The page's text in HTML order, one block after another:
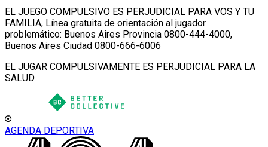
EL JUEGO COMPULSIVO ES PERJUDICIAL PARA VOS Y TU
FAMILIA, Línea gratuita de orientación al jugador
problemático: Buenos Aires Provincia 0800-444-4000,
Buenos Aires Ciudad 0800-666-6006
EL JUGAR COMPULSIVAMENTE ES PERJUDICIAL PARA LA
SALUD.
AGENDA DEPORTIVA